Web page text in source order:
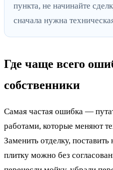
пункта, не начинайте
сначала нужна
Где чаще всего
собственники
Самая частая ошибка —
работами, которые меняют
Заменить отделку,
плитку можно без